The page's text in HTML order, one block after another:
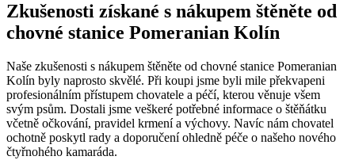
Zkušenosti získané​ s nákupem štěněte od
chovné stanice Pomeranian Kolín
Naše zkušenosti s nákupem štěněte od chovné stanice Pomeranian
Kolín byly naprosto skvělé. Při koupi jsme byli mile‍ překvapeni
profesionálním ⁣přístupem ‍chovatele a péčí, kterou věnuje ⁣všem
svým psům. Dostali jsme veškeré⁣ potřebné informace o​ štěňátku
včetně očkování, pravidel krmení a‌ výchovy. Navíc nám ‍chovatel
ochotně poskytl rady a doporučení ohledně‍ péče ‍o našeho nového
čtyřnohého⁤ kamaráda.